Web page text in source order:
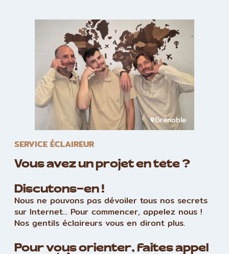
Grenoble
SERVICE ÉCLAIREUR
Vous avez un projet en tête ?
Discutons-en !
Nous ne pouvons pas dévoiler tous nos secrets
sur Internet... Pour commencer, appelez nous !
Nos gentils éclaireurs vous en diront plus.
Pour vous orienter, faites appel